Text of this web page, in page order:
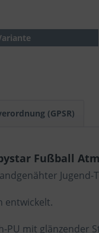
(GPSR)
Fußball
entwickelt.
PU mit glänzender